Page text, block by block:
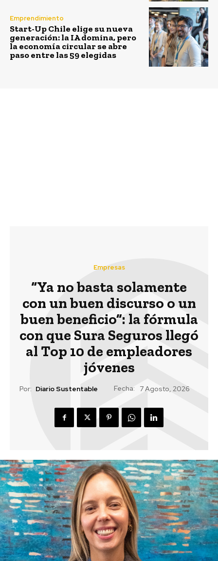
Emprendimiento
Start-Up Chile elige su nueva
generación: la IA domina, pero
la economía circular se abre
paso entre las 59 elegidas